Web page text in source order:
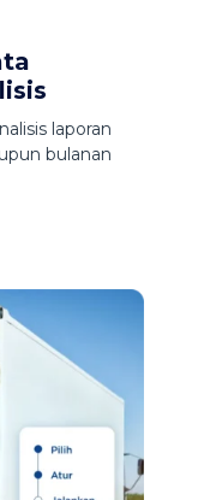
laporan
bulanan